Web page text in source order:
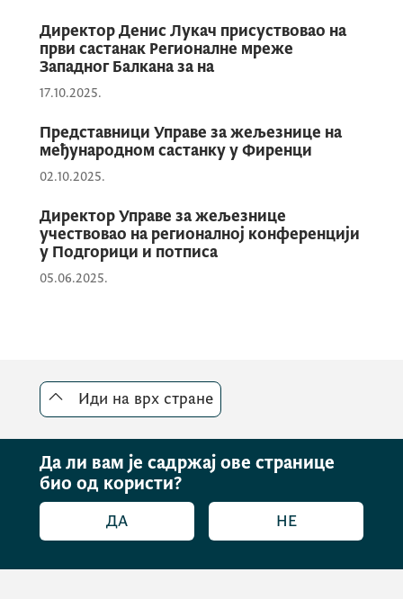
Током сајма, представници Управе за
жељезнице имали су прилику да обиђу
многобројне излагаче и детаљно се
упознају са најновијим иновацијама и
транспорта, са посебним фокусом на
жељезничке системе, јавни превоз,
Поред богатог садржаја сајма, остварили
су значајне контакте са представницима
Директор Денис Лукач присуствовао на
први састанак Регионалне мреже
Западног Балкана за на
17.10.2025.
Представници Управе за жељезнице на
међународном састанку у Фиренци
02.10.2025.
Директор Управе за жељезнице
учествовао на регионалној конференцији
у Подгорици и потписа
05.06.2025.
Иди на врх стране
Да ли вам је садржај ове странице
био од користи?
ДА НЕ